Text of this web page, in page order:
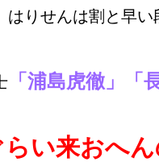
はりせんは割と早
「浦島虎徹」「
い来おへ